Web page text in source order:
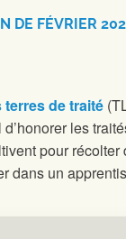
DE FÉVRIER
terres de traité
les
pour
dans un